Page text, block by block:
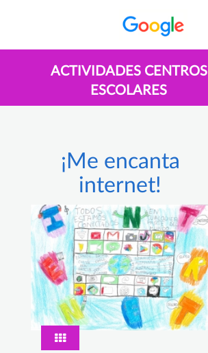
ACTIVIDADES CENTROS
ESCOLARES
¡Me encanta
internet!